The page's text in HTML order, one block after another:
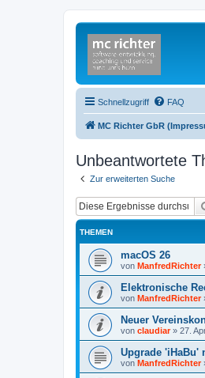
Schnellzugriff FAQ
MC Richter GbR
Unbeantwortete
Zur erweiterten Suche
THEMEN
macOS 26
von ManfredRichter
Elektronische
von ManfredRichter
Neuer
von claudiar» 27.
Upgrade 'iHaBu'
von ManfredRichter